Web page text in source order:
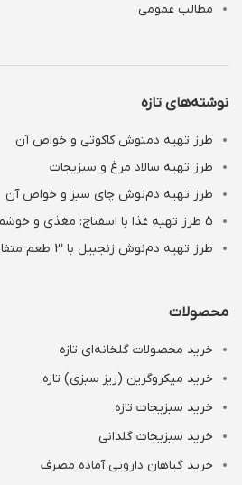
مطالب عمومی
نوشته‌های تازه
طرز تهیه دمنوش کاکوتی و خواص آن
طرز تهیه سالاد مرغ و سبزیجات
طرز تهیه دم‌نوش چای سبز و خواص آن
5 طرز تهیه غذا با اسفناج: مغذی و خوشمزه
طرز تهیه دم‌نوش زنجبیل با 3 طعم متفاوت
محصولات
خرید محصولات گلخانه‌ای تازه
خرید میکروگرین (ریز سبزی) تازه
خرید سبزیجات تازه
خرید سبزیجات گلدانی
خرید گیاهان دارویی آماده مصرف